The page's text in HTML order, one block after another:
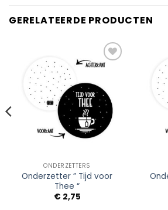
GERELATEERDE PRODUCTEN
Add to
ONDERZETTERS
Onderzetter ” Tijd voor
Thee “
€2,75